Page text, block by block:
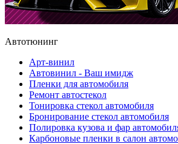
Автотюнинг
Арт-винил
Автовинил - Ваш имидж
Пленки для автомобиля
Ремонт автостекол
Тонировка стекол автомобиля
Бронирование стекол автомобиля
Полировка кузова и фар
Карбоновые пленки в салон